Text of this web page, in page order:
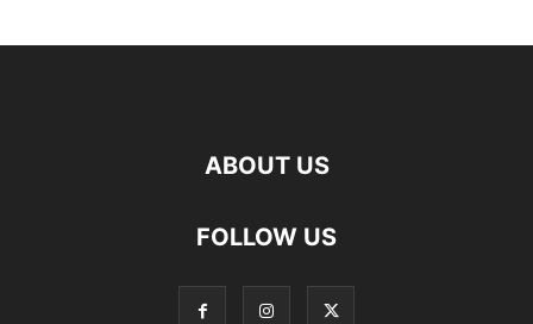
ABOUT US
FOLLOW US